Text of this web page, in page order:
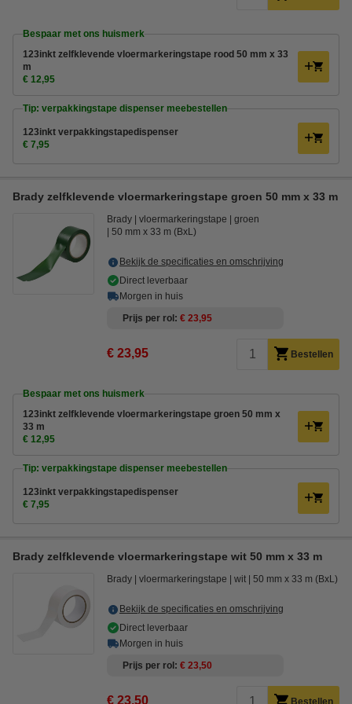
Bespaar met ons huismerk
123inkt zelfklevende vloermarkeringstape rood 50 mm x 33
m
€ 12,95
Tip: verpakkingstape dispenser meebestellen
123inkt verpakkingstapedispenser
€ 7,95
Brady zelfklevende vloermarkeringstape groen 50 mm x 33 m
Brady vloermarkeringstape
groen
50 mm x 33 m (BxL)
Bekijk de specificaties en omschrijving
Direct leverbaar
Morgen in huis
Prijs per rol
€ 23,95
€ 23,95 Bestellen
Bespaar met ons huismerk
123inkt zelfklevende vloermarkeringstape groen 50 mm x
33 m
€ 12,95
Tip: verpakkingstape dispenser meebestellen
123inkt verpakkingstapedispenser
€ 7,95
Brady zelfklevende vloermarkeringstape wit 50 mm x 33 m
Brady vloermarkeringstape wit 50 mm x 33 m (BxL)
Bekijk de specificaties en omschrijving
Direct leverbaar
Morgen in huis
Prijs per rol
€ 23,50
€ 23,50 Bestellen